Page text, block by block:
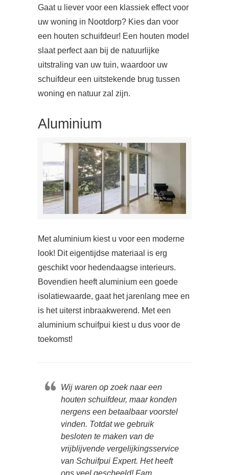
Gaat u liever voor een klassiek effect voor
uw woning in Nootdorp? Kies dan voor
een houten schuifdeur! Een houten model
slaat perfect aan bij de natuurlijke
uitstraling van uw tuin, waardoor uw
schuifdeur een uitstekende brug tussen
woning en natuur zal zijn.
Aluminium
Met aluminium kiest u voor een moderne
look! Dit eigentijdse materiaal is erg
geschikt voor hedendaagse interieurs.
Bovendien heeft aluminium een goede
isolatiewaarde, gaat het jarenlang mee en
is het uiterst inbraakwerend. Met een
aluminium schuifpui kiest u dus voor de
toekomst!
Wij waren op zoek naar een
houten schuifdeur, maar konden
nergens een betaalbaar voorstel
vinden. Totdat we gebruik
besloten te maken van de
vrijblijvende vergelijkingsservice
van Schuifpui Expert. Het heeft
ons veel gescheeld! Fam.